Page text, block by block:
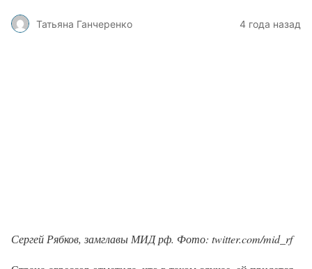
Татьяна Ганчеренко 4 года назад
Сергей Рябков, замглавы МИД рф. Фото: twitter.com/mid_rf